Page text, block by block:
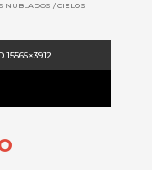
NUBLADOS / CIELOS